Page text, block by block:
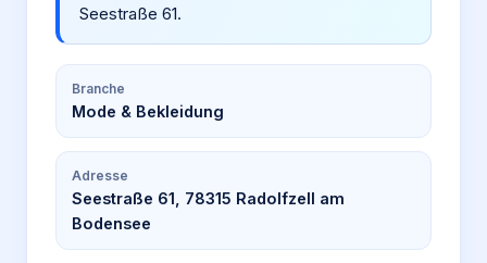
Seestraße 61.
Branche
Mode & Bekleidung
Adresse
Seestraße 61, 78315 Radolfzell am
Bodensee